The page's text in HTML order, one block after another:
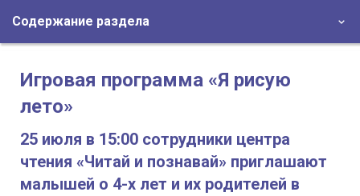
Содержание раздела
Игровая программа «Я рисую
лето»
25 июля в 15:00 сотрудники центра
чтения «Читай и познавай» приглашают
малышей о 4-х лет и их родителей в